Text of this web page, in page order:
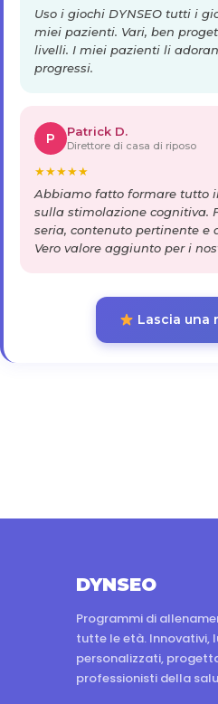
Uso i giochi DYNSEO tutti i
miei pazienti. Vari, ben
livelli. I miei pazienti li
progressi.
P Patrick D.
Direttore di casa di riposo
★★★★★
Abbiamo fatto formare tutto
sulla stimolazione cognitiva.
seria, contenuto pertinente
Vero valore aggiunto per i
Lascia una
DYNSEO
Programmi di
tutte le età. Innovativi,
personalizzati,
professionisti della